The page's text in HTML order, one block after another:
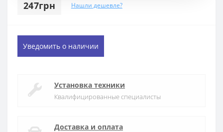
247грн Нашли дешевле?
Уведомить о наличии
Установка техники
Квалифицированные специалисты
Доставка и оплата